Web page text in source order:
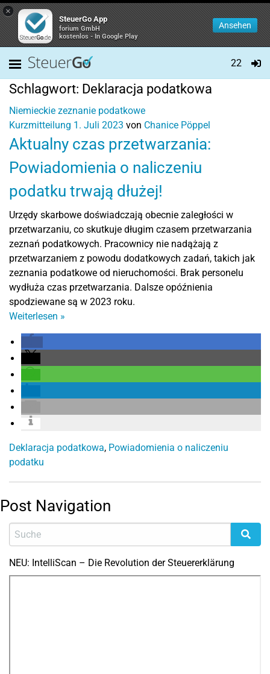
×
SteuerGo App
forium GmbH
kostenlos - In Google Play
Ansehen
22
Schlagwort: Deklaracja podatkowa
Niemieckie zeznanie podatkowe
Kurzmitteilung 1. Juli 2023 von Chanice Pöppel
Aktualny czas przetwarzania:
Powiadomienia o naliczeniu
podatku trwają dłużej!
Urzędy skarbowe doświadczają obecnie zaległości w
przetwarzaniu, co skutkuje długim czasem przetwarzania
zeznań podatkowych. Pracownicy nie nadążają z
przetwarzaniem z powodu dodatkowych zadań, takich jak
zeznania podatkowe od nieruchomości. Brak personelu
wydłuża czas przetwarzania. Dalsze opóźnienia
spodziewane są w 2023 roku.
Weiterlesen »
Deklaracja podatkowa, Powiadomienia o naliczeniu
podatku
Post Navigation
NEU: IntelliScan – Die Revolution der Steuererklärung